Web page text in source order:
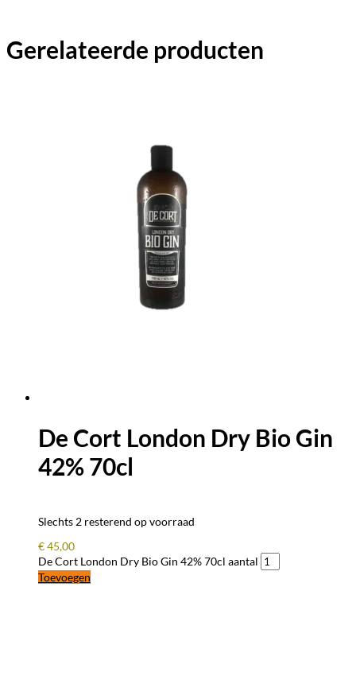
Gerelateerde producten
De Cort London Dry Bio Gin
42% 70cl
Slechts 2 resterend op voorraad
€45,00
De Cort London Dry Bio Gin 42% 70cl aantal
Toevoegen